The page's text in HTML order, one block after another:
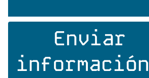
Enviar
información